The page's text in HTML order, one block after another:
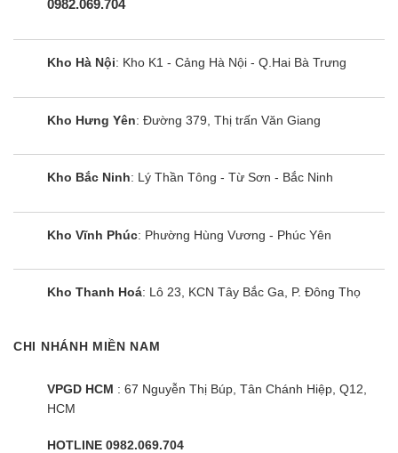
Các sản phẩmđiều hòa Aqua
chúng tôi phân phối đều được
tôi cam kết rằng:
Đảm bảo hàng mới 100%, nguyên đai nguyên kiện
quan đến nguồn gốc sản phẩm:
Chứng nhận nguồn gốc sản phẩm
Bộ tờ khai hải quan nhập hàng
trung,Tổng kho điện máy siêu rẻcòn cung cấp các dòng
điều hòa cao cấp như:
0982.069.704
Kho Hà Nội: Kho K1 - Cảng Hà Nội - Q.Hai Bà Trưng
Kho Hưng Yên: Đường 379, Thị trấn Văn Giang
Kho Bắc Ninh: Lý Thần Tông - Từ Sơn - Bắc Ninh
Kho Vĩnh Phúc: Phường Hùng Vương - Phúc Yên
Kho Thanh Hoá: Lô 23, KCN Tây Bắc Ga, P. Đông Thọ
CHI NHÁNH MIỀN NAM
VPGD HCM : 67 Nguyễn Thị Búp, Tân Chánh Hiệp, Q12,
HCM
HOTLINE 0982.069.704